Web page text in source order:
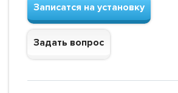
Записатся на установку
Задать вопрос